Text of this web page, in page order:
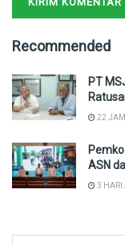
Recommended
PT
22
ASN
3 HARI